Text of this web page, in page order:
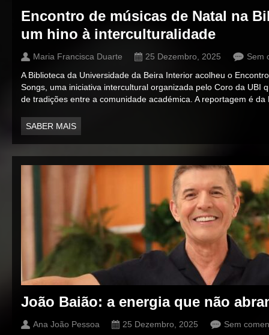
Encontro de músicas de Natal na
um hino à interculturalidade
Maria Francisca Duarte 25 Dezembro, 2025
Sem
A Biblioteca da Universidade da Beira Interior acolheu o
Songs, uma iniciativa intercultural organizada pelo Coro da UBI
de tradições entre a comunidade académica. A reportagem é
SABER MAIS
João Baião: a energia que não
Ana João Pessoa 25 Dezembro, 2025
Sem